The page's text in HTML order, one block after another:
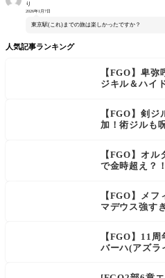
り
2026年1月7日
東京駅(これ)までの旅は楽しかったですか？
人気記事ランキング
【FGO】卑弥
ジキル＆ハイ
【FGO】剣
加！術ジルも
【FGO】オ
で金時超え？
【FGO】メ
マデウス強す
【FGO】11
バーハ(アズラ